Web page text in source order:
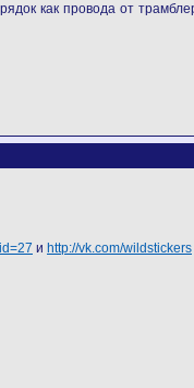
как провода от
и http://vk.com/wildstickers